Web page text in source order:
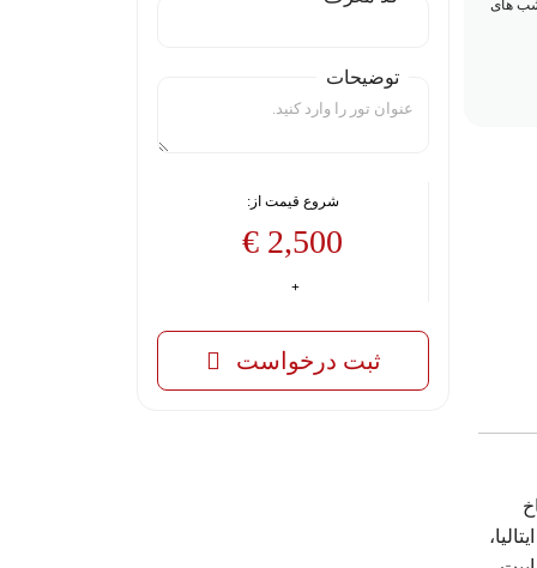
شب های
توضیحات
شروع قیمت از:
2,500 €
ثبت درخواست